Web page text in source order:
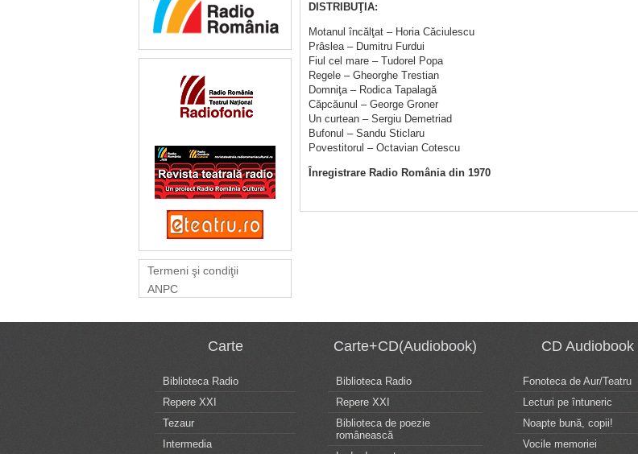
Termeni şi condiţii
ANPC
DISTRIBUŢIA:
Motanul încălţat – Horia Căciulescu
Prâslea – Dumitru Furdui
Fiul cel mare – Tudorel Popa
Regele – Gheorghe Trestian
Domniţa – Rodica Tapalagă
Căpcăunul – George Groner
Un curtean – Sergiu Demetriad
Bufonul – Sandu Sticlaru
Povestitorul – Octavian Cotescu
Înregistrare Radio România din 1970
Carte
Biblioteca Radio
Repere XXI
Tezaur
Intermedia
Carte+CD(Audiobook)
Biblioteca Radio
Repere XXI
Biblioteca de poezie
românească
CD Audiobook
Fonoteca de Aur/Teatru
Lecturi pe întuneric
Noapte bună, copii!
Vocile memoriei